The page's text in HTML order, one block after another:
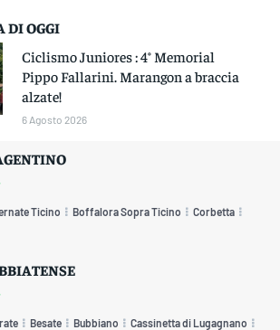
DI OGGI
Ciclismo Juniores : 4° Memorial
Pippo Fallarini. Marangon a braccia
alzate!
6 Agosto 2026
Ticino Boffalora Sopra Ticino Corbetta
Besate Bubbiano Cassinetta di Lugagnano